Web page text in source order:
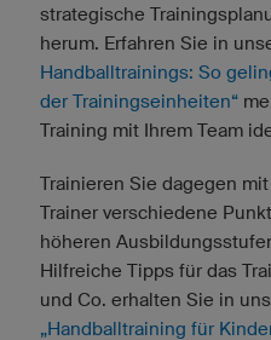
strategische
herum. Erfahren Sie in
Handballtrainings: So
der Trainingseinheiten“
Training mit Ihrem Team
Trainieren Sie dagegen
Trainer verschiedene
höheren
Hilfreiche Tipps für das
und Co. erhalten Sie in
„Handballtraining für